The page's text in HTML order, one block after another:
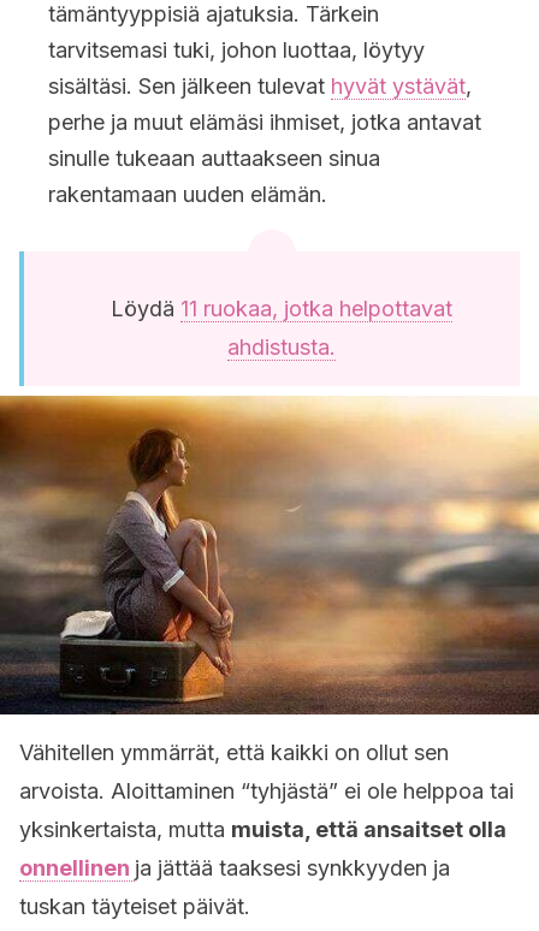
tämäntyyppisiä ajatuksia. Tärkein
tarvitsemasi tuki, johon luottaa, löytyy
sisältäsi. Sen jälkeen tulevat hyvät ystävät,
perhe ja muut elämäsi ihmiset, jotka antavat
sinulle tukeaan auttaakseen sinua
rakentamaan uuden elämän.
Löydä 11 ruokaa, jotka helpottavat
ahdistusta.
Vähitellen ymmärrät, että kaikki on ollut sen
arvoista. Aloittaminen “tyhjästä” ei ole helppoa tai
yksinkertaista, mutta muista, että ansaitset olla
onnellinen ja jättää taaksesi synkkyyden ja
tuskan täyteiset päivät.